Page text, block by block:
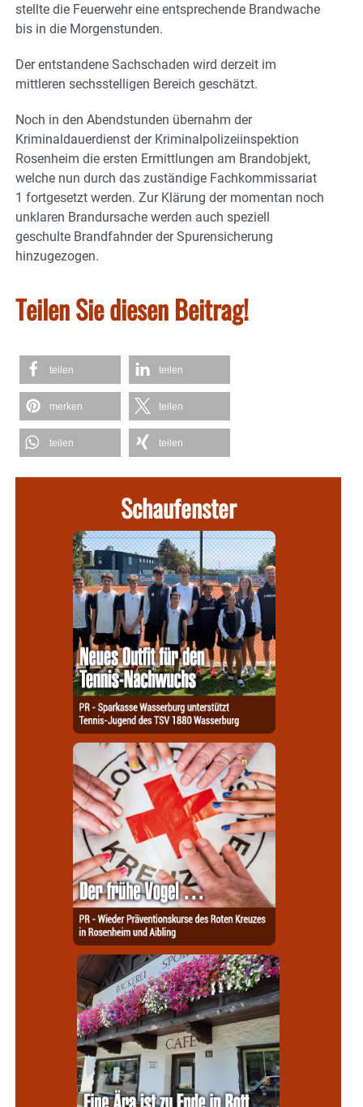
stellte die Feuerwehr eine entsprechende Brandwache
bis in die Morgenstunden.
Der entstandene Sachschaden wird derzeit im
mittleren sechsstelligen Bereich geschätzt.
Noch in den Abendstunden übernahm der
Kriminaldauerdienst der Kriminalpolizeiinspektion
Rosenheim die ersten Ermittlungen am Brandobjekt,
welche nun durch das zuständige Fachkommissariat
1 fortgesetzt werden. Zur Klärung der momentan noch
unklaren Brandursache werden auch speziell
geschulte Brandfahnder der Spurensicherung
hinzugezogen.
Teilen Sie diesen Beitrag!
teilen teilen
merken teilen
teilen teilen
Schaufenster